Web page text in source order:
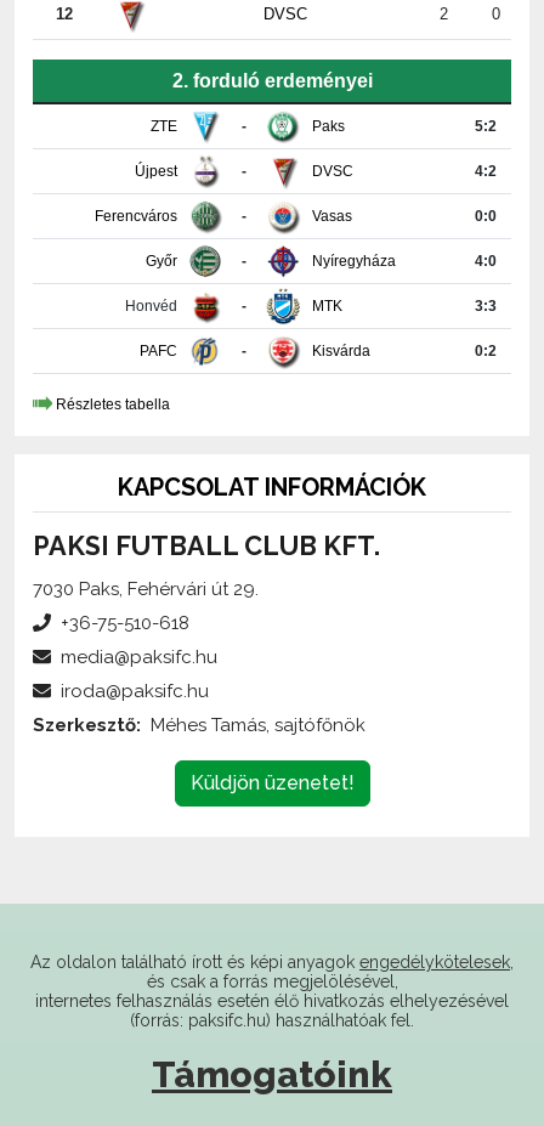
12 DVSC 2 0
2. forduló erdeményei
ZTE - Paks 5:2
Újpest - DVSC 4:2
Ferencváros - Vasas 0:0
Győr - Nyíregyháza 4:0
Honvéd - MTK 3:3
PAFC - Kisvárda 0:2
Részletes tabella
KAPCSOLAT INFORMÁCIÓK
PAKSI FUTBALL CLUB KFT.
7030 Paks, Fehérvári út 29.
+36-75-510-618
media@paksifc.hu
iroda@paksifc.hu
Szerkesztő: Méhes Tamás, sajtófőnök
Küldjön üzenetet!
Az oldalon található írott és képi anyagok engedélykötelesek
és csak a forrás megjelölésével,
internetes felhasználás esetén élő hivatkozás elhelyezésével
(forrás: paksifc.hu) használhatóak fel.
Támogatóink